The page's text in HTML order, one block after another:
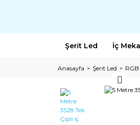
Şerit Led İç
Anasayfa Şerit Led RGB